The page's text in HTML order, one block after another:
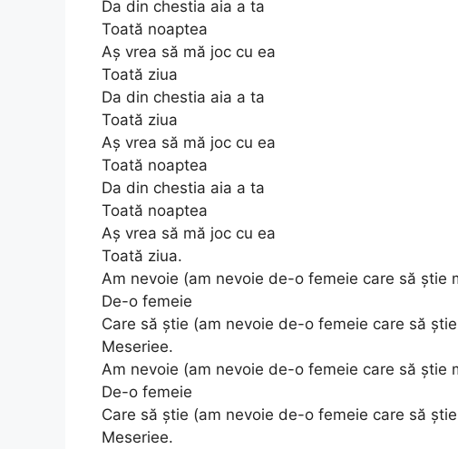
Da din chestia aia a ta
Toată noaptea
Aș vrea să mă joc cu ea
Toată ziua
Da din chestia aia a ta
Toată ziua
Aș vrea să mă joc cu ea
Toată noaptea
Da din chestia aia a ta
Toată noaptea
Aș vrea să mă joc cu ea
Toată ziua.
Am nevoie (am nevoie de-o femeie care să știe
De-o femeie
Care să știe (am nevoie de-o femeie care să
Meseriee.
Am nevoie (am nevoie de-o femeie care să știe
De-o femeie
Care să știe (am nevoie de-o femeie care să
Meseriee.